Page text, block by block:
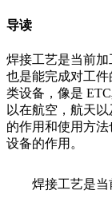
导读
焊接工艺是当前
也是能完成对工
类设备，像是
以在航空，航天
的作用和使用方
设备的作用。
焊接工艺是当